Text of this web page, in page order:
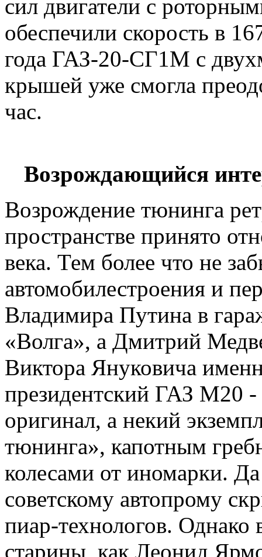
сил двигатели с
обеспечили скорость в
года ГАЗ-20-СГ1М с
крышей уже смогла
час.
Возрождающийся
Возрождение тюнинга
пространстве принято
века. Тем более что не
автомобилестроения и
Владимира Путина в
«Волга», а Дмитрий
Виктора Януковича
президентский ГАЗ М20 -
оригинал, а некий
тюнинга», капотным
колесами от иномарки.
советскому автопрому
пиар-технологов. Однако
старины, как Леонид